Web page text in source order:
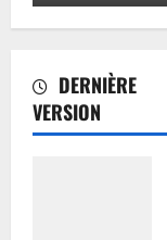
DERNIÈRE
VERSION